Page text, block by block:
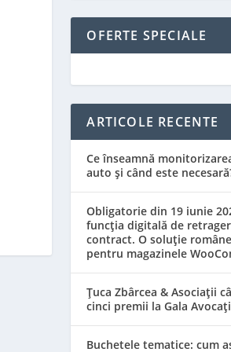
OFERTE SPECIALE
ARTICOLE RECENTE
Ce înseamnă
auto și când este
Obligatorie din 19 iunie
funcția digitală de
contract. O soluție
pentru magazinele
Țuca Zbârcea & Asociații
cinci premii la Gala
Buchetele tematice: cum